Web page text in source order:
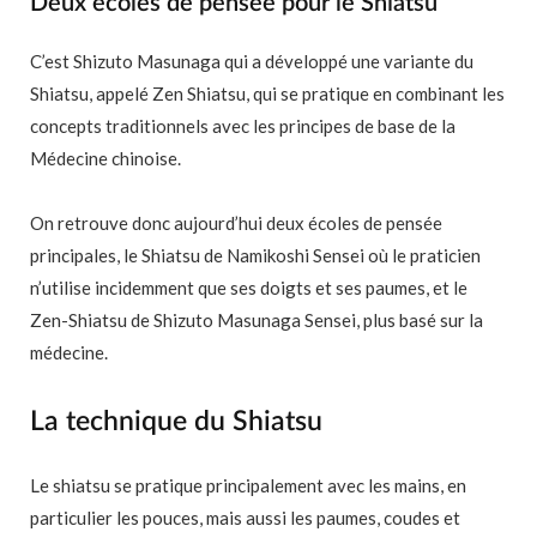
C’est Shizuto Masunaga qui a développé une variante du
Shiatsu, appelé Zen Shiatsu, qui se pratique en combinant les
concepts traditionnels avec les principes de base de la
Médecine chinoise.
On retrouve donc aujourd’hui deux écoles de pensée
principales, le Shiatsu de Namikoshi Sensei où le praticien
n’utilise incidemment que ses doigts et ses paumes, et le
Zen-Shiatsu de Shizuto Masunaga Sensei, plus basé sur la
médecine.
La technique du Shiatsu
Le shiatsu se pratique principalement avec les mains, en
particulier les pouces, mais aussi les paumes, coudes et